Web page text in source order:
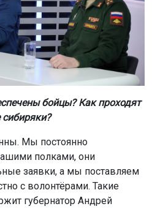
бойцы? Как проходят
Мы постоянно
полками, они
заявки, а мы поставляем
с волонтёрами. Такие
губернатор Андрей